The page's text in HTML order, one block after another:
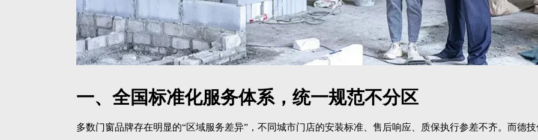
一、全国标准化服务体系，统一规范不分区
多数门窗品牌存在明显的“区域服务差异”，不同城市门店的安装标准、售后响应、质保执行参差不齐。而德